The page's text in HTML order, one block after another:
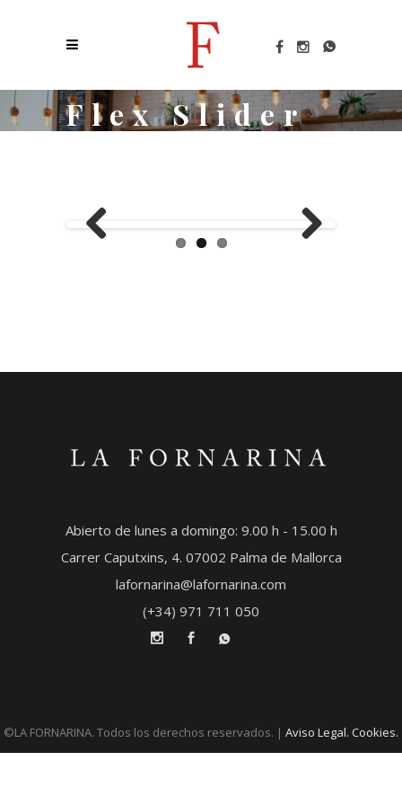
Flex Slider
Abierto de lunes a domingo: 9.00 h - 15.00 h
Carrer Caputxins, 4. 07002 Palma de Mallorca
lafornarina@lafornarina.com
(+34) 971 711 050
©LA FORNARINA. Todos los derechos reservados. | Aviso Legal. Cookies.